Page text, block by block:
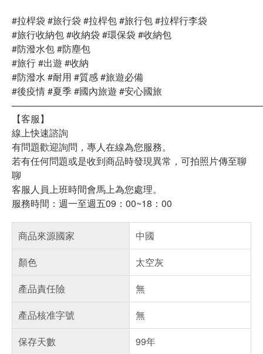
#拉桿袋 #旅行袋 #拉桿包 #旅行包 #拉桿行李袋
#旅行收納包 #收納袋 #環保袋 #收納包
#防潑水包 #防塵包
#旅行 #出遊 #收納
#防潑水 #耐用 #質感 #旅遊必備
#後疫情 #夏季 #國內旅遊 #安心國旅
【客服】
線上快速諮詢
有問題歡迎詢問，專人在線為您服務。
若有任何問題或是收到商品時發現異常，可拍照片傳至聊
聊
客服人員上班時間會馬上為您處理。
服務時間：週一至週五09：00~18：00
商品來源國家
中國
顏色
太空灰
產品責任險
無
產品核准字號
無
保存天數
99年